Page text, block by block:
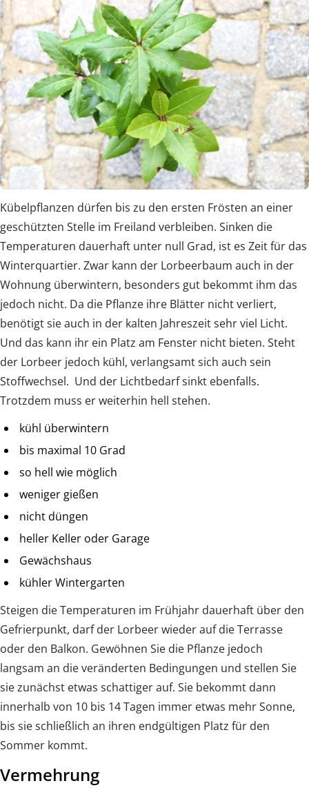
Kübelpflanzen dürfen bis zu den ersten Frösten an einer
geschützten Stelle im Freiland verbleiben. Sinken die
Temperaturen dauerhaft unter null Grad, ist es Zeit für das
Winterquartier. Zwar kann der Lorbeerbaum auch in der
Wohnung überwintern, besonders gut bekommt ihm das
jedoch nicht. Da die Pflanze ihre Blätter nicht verliert,
benötigt sie auch in der kalten Jahreszeit sehr viel Licht.
Und das kann ihr ein Platz am Fenster nicht bieten. Steht
der Lorbeer jedoch kühl, verlangsamt sich auch sein
Stoffwechsel. Und der Lichtbedarf sinkt ebenfalls.
Trotzdem muss er weiterhin hell stehen.
kühl überwintern
bis maximal 10 Grad
so hell wie möglich
weniger gießen
nicht düngen
heller Keller oder Garage
Gewächshaus
kühler Wintergarten
Steigen die Temperaturen im Frühjahr dauerhaft über den
Gefrierpunkt, darf der Lorbeer wieder auf die Terrasse
oder den Balkon. Gewöhnen Sie die Pflanze jedoch
langsam an die veränderten Bedingungen und stellen Sie
sie zunächst etwas schattiger auf. Sie bekommt dann
innerhalb von 10 bis 14 Tagen immer etwas mehr Sonne,
bis sie schließlich an ihren endgültigen Platz für den
Sommer kommt.
Vermehrung